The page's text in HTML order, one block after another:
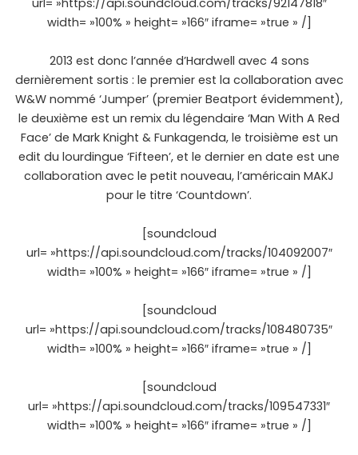
url= »https://api.soundcloud.com/tracks/92147818″
width= »100% » height= »166″ iframe= »true » /]
2013 est donc l’année d’Hardwell avec 4 sons
dernièrement sortis : le premier est la collaboration avec
W&W nommé ‘Jumper’ (premier Beatport évidemment),
le deuxième est un remix du légendaire ‘Man With A Red
Face’ de Mark Knight & Funkagenda, le troisième est un
edit du lourdingue ‘Fifteen’, et le dernier en date est une
collaboration avec le petit nouveau, l’américain MAKJ
pour le titre ‘Countdown’.
[soundcloud
url= »https://api.soundcloud.com/tracks/104092007″
width= »100% » height= »166″ iframe= »true » /]
[soundcloud
url= »https://api.soundcloud.com/tracks/108480735″
width= »100% » height= »166″ iframe= »true » /]
[soundcloud
url= »https://api.soundcloud.com/tracks/109547331″
width= »100% » height= »166″ iframe= »true » /]